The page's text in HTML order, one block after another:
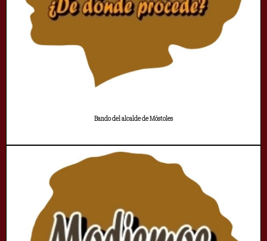
Bando del alcalde de Móstoles